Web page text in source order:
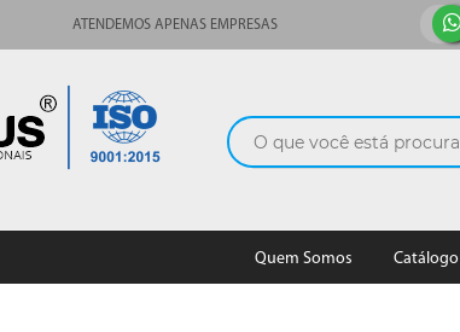
ATENDEMOS APENAS EMPRESAS
Quem Somos Catálogo